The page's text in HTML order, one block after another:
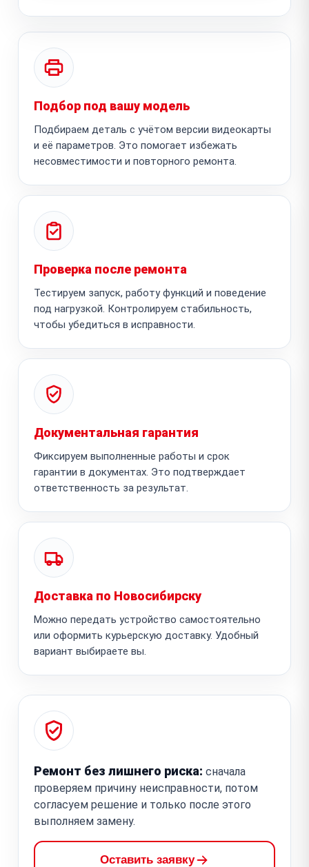
Подбор под вашу модель
Подбираем деталь с учётом версии видеокарты
и её параметров. Это помогает избежать
несовместимости и повторного ремонта.
Проверка после ремонта
Тестируем запуск, работу функций и поведение
под нагрузкой. Контролируем стабильность,
чтобы убедиться в исправности.
Документальная гарантия
Фиксируем выполненные работы и срок
гарантии в документах. Это подтверждает
ответственность за результат.
Доставка по Новосибирску
Можно передать устройство самостоятельно
или оформить курьерскую доставку. Удобный
вариант выбираете вы.
Ремонт без лишнего риска: сначала
проверяем причину неисправности, потом
согласуем решение и только после этого
выполняем замену.
Оставить заявку